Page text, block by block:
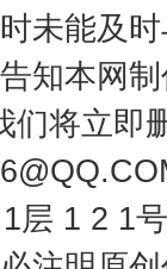
未能及
知本网
们将立即
层 1 2 1生